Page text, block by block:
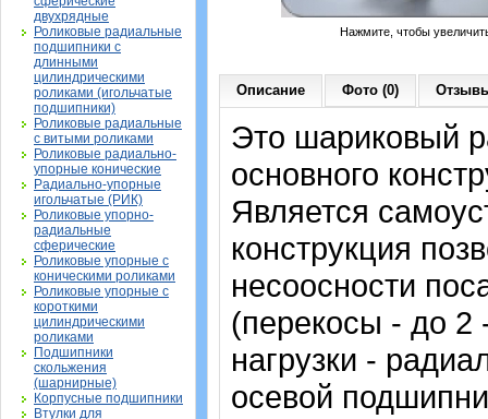
двухрядные
Роликовые радиальные
подшипники с
длинными
цилиндрическими
роликами (игольчатые
подшипники)
Роликовые радиальные
с витыми роликами
Роликовые радиально-
упорные конические
Радиально-упорные
игольчатые (РИК)
Роликовые упорно-
радиальные
сферические
Роликовые упорные с
коническими роликами
Роликовые упорные с
короткими
цилиндрическими
роликами
Подшипники
скольжения
(шарнирные)
Корпусные подшипники
Втулки для
Нажмите, чтобы
Описание Фото (0)
Это шариковый
основного
Является
конструкция
несоосности
(перекосы - до 2
нагрузки -
осевой